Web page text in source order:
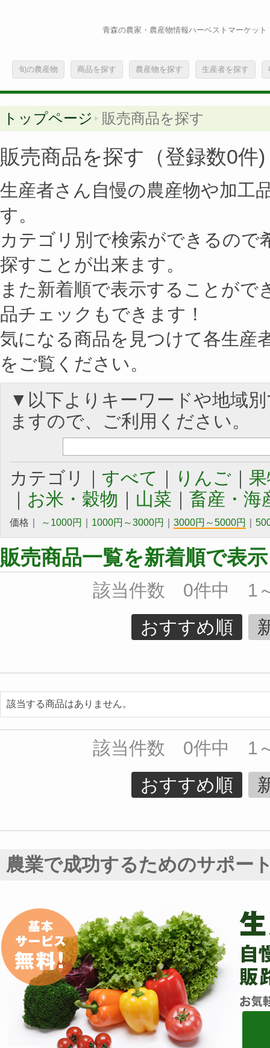
青森の農家・農産物情報ハーベストマーケット
旬の農産物 商品を探す 農産物を探す 生産者を探す
トップページ 販売商品を探す
販売商品を探す（登録数0件)
生産者さん自慢の農産物や加工
す。
カテゴリ別で検索ができるので
探すことが出来ます。
また新着順で表示することがで
品チェックもできます！
気になる商品を見つけて各生産
をご覧ください。
▼以下よりキーワードや地域
ますので、ご利用ください。
カテゴリ｜ すべて ｜ りんご ｜
｜ お米・穀物 ｜ 山菜 ｜ 畜産・海
価格｜ ～1000円 1000円～3000円 3000円～5000円
販売商品一覧を新着順で表示
該当件数 0件中 1
おすすめ順
該当する商品はありません。
該当件数 0件中 1
おすすめ順
農業で成功するためのサポー